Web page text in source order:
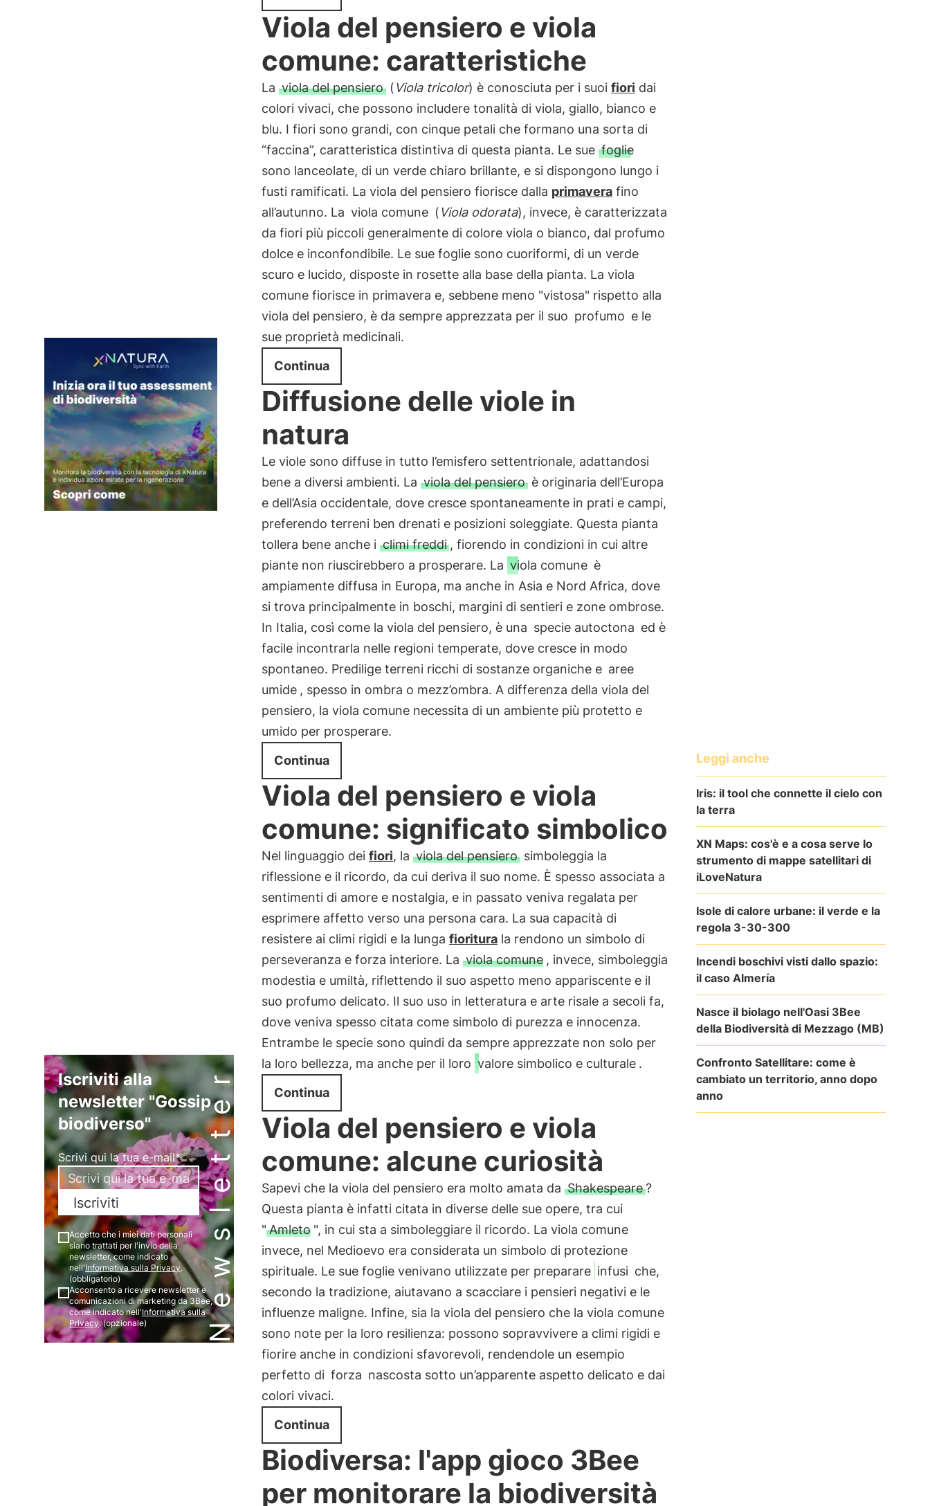
Newsletter
Iscriviti alla
newsletter "Gossip
biodiverso"
Scrivi qui la tua e-mail*
Iscriviti
Accetto che i miei dati personali
siano trattati per l'invio della
newsletter, come indicato
nell'Informativa sulla Privacy.
(obbligatorio)
Acconsento a ricevere newsletter e
comunicazioni di marketing da 3Bee,
come indicato nell'Informativa sulla
Privacy. (opzionale)
Viola del pensiero e viola
comune: caratteristiche
La viola del pensiero(Viola tricolor) è conosciuta per i suoi fiori dai
colori vivaci, che possono includere tonalità di viola, giallo, bianco e
blu. I fiori sono grandi, con cinque petali che formano una sorta di
“faccina”, caratteristica distintiva di questa pianta. Le sue foglie
sono lanceolate, di un verde chiaro brillante, e si dispongono lungo i
fusti ramificati. La viola del pensiero fiorisce dalla primaverafino
all’autunno. La viola comune (Viola odorata), invece, è caratterizzata
da fiori più piccoli generalmente di colore viola o bianco, dal profumo
dolce e inconfondibile. Le sue foglie sono cuoriformi, di un verde
scuro e lucido, disposte in rosette alla base della pianta. La viola
comune fiorisce in primavera e, sebbene meno "vistosa" rispetto alla
viola del pensiero, è da sempre apprezzata per il suo profumo e le
sue proprietà medicinali.
Continua
Diffusione delle viole in
natura
Le viole sono diffuse in tutto l’emisfero settentrionale, adattandosi
bene a diversi ambienti. La viola del pensieroè originaria dell’Europa
e dell’Asia occidentale, dove cresce spontaneamente in prati e campi,
preferendo terreni ben drenati e posizioni soleggiate. Questa pianta
tollera bene anche i climi freddi , fiorendo in condizioni in cui altre
piante non riuscirebbero a prosperare. La viola comune è
ampiamente diffusa in Europa, ma anche in Asia e Nord Africa, dove
si trova principalmente in boschi, margini di sentieri e zone ombrose.
In Italia, così come la viola del pensiero, è una specie autoctona ed è
facile incontrarla nelle regioni temperate, dove cresce in modo
spontaneo. Predilige terreni ricchi di sostanze organiche e aree
umide , spesso in ombra o mezz’ombra. A differenza della viola del
pensiero, la viola comune necessita di un ambiente più protetto e
umido per prosperare.
Continua
Viola del pensiero e viola
comune: significato simbolico
Nel linguaggio dei fiori, la viola del pensierosimboleggia la
riflessione e il ricordo, da cui deriva il suo nome. È spesso associata a
sentimenti di amore e nostalgia, e in passato veniva regalata per
esprimere affetto verso una persona cara. La sua capacità di
resistere ai climi rigidi e la lunga fioriturala rendono un simbolo di
perseveranza e forza interiore. La viola comune , invece, simboleggia
modestia e umiltà, riflettendo il suo aspetto meno appariscente e il
suo profumo delicato. Il suo uso in letteratura e arte risale a secoli fa,
dove veniva spesso citata come simbolo di purezza e innocenza.
Entrambe le specie sono quindi da sempre apprezzate non solo per
la loro bellezza, ma anche per il loro valore simbolico e culturale .
Continua
Viola del pensiero e viola
comune: alcune curiosità
Sapevi che la viola del pensiero era molto amata da Shakespeare?
Questa pianta è infatti citata in diverse delle sue opere, tra cui
" Amleto ", in cui sta a simboleggiare il ricordo. La viola comune
invece, nel Medioevo era considerata un simbolo di protezione
spirituale. Le sue foglie venivano utilizzate per preparare infusi che,
secondo la tradizione, aiutavano a scacciare i pensieri negativi e le
influenze maligne. Infine, sia la viola del pensiero che la viola comune
sono note per la loro resilienza: possono sopravvivere a climi rigidi e
fiorire anche in condizioni sfavorevoli, rendendole un esempio
perfetto di forza nascosta sotto un’apparente aspetto delicato e dai
colori vivaci.
Continua
Biodiversa: l'app gioco 3Bee
per monitorare la biodiversità
Leggi anche
Iris: il tool che connette il cielo con
la terra
XN Maps: cos'è e a cosa serve lo
strumento di mappe satellitari di
iLoveNatura
Isole di calore urbane: il verde e la
regola 3-30-300
Incendi boschivi visti dallo spazio:
il caso Almería
Nasce il biolago nell'Oasi 3Bee
della Biodiversità di Mezzago (MB)
Confronto Satellitare: come è
cambiato un territorio, anno dopo
anno